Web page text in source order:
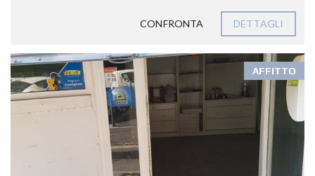
CONFRONTA DETTAGLI
AFFITTO